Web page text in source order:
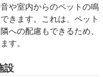
や室内からのペットの鳴
きます。これは、ペット
への配慮もできるため、
す。
設